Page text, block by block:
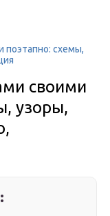
поэтапно: схемы,
своими
узоры,